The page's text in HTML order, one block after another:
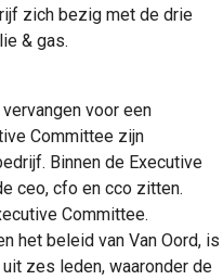
zich bezig met de drie
& gas.
voor een
Committee zijn
Binnen de Executive
ceo, cfo en cco zitten.
Committee.
het beleid van Van Oord, is
zes leden, waaronder de